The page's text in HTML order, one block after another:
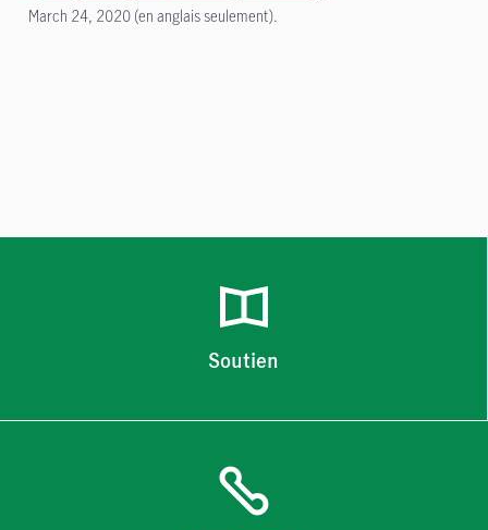
March 24, 2020 (en anglais seulement).
Soutien